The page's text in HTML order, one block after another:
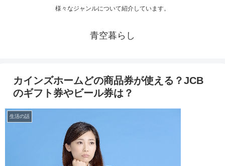
様々なジャンルについて紹介しています。
青空暮らし
カインズホームどの商品券が使える？JCB
のギフト券やビール券は？
生活の話